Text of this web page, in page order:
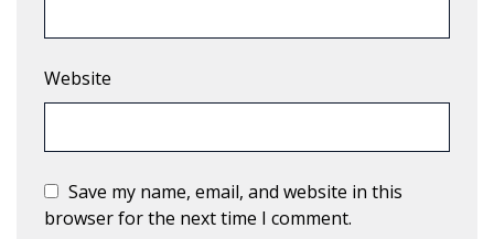
Website
Save my name, email, and website in this
browser for the next time I comment.